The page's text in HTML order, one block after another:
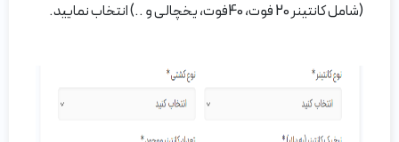
(شامل کانتینر 20 فوت، 40فوت، یخچالی و ..) انتخاب نمایید.